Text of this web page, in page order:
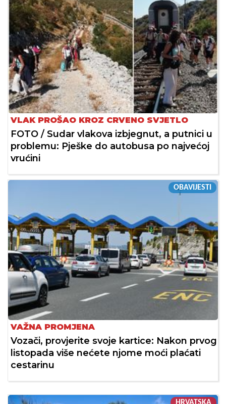
VLAK PROŠAO KROZ CRVENO SVJETLO
FOTO / Sudar vlakova izbjegnut, a putnici u
problemu: Pješke do autobusa po najvećoj
vrućini
OBAVIJESTI
VAŽNA PROMJENA
Vozači, provjerite svoje kartice: Nakon prvog
listopada više nećete njome moći plaćati
cestarinu